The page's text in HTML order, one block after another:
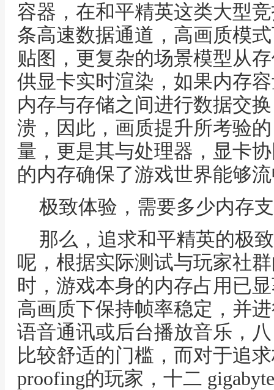
容器，在和平精英这类大型
条高速数据通道，高画质模
贴图，更复杂的场景模型从
供显卡实时渲染，如果内存
内存与存储之间进行数据交
溃，因此，画质提升所考验
量，更是其与处理器，显卡
的内存确保了游戏世界能够
极致体验，需要多少内存
那么，追求和平精英的极
呢，根据实际测试与玩家社
时，游戏本身的内存占用已
高画质下保持帧率稳定，并
语音通讯或后台播放音乐，
比较舒适的门槛，而对于追
proofing的玩家，十二